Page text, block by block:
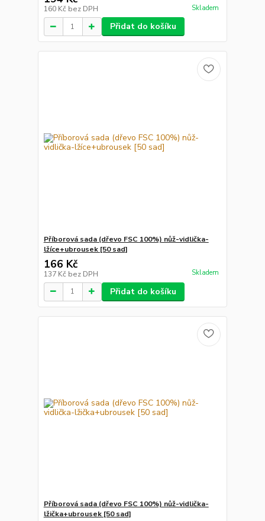
160 Kč bez DPH Skladem
Přidat do košíku
Příborová sada (dřevo FSC 100%) nůž-vidlička-
lžíce+ubrousek [50 sad]
166 Kč
137 Kč bez DPH Skladem
Přidat do košíku
Příborová sada (dřevo FSC 100%) nůž-vidlička-
lžička+ubrousek [50 sad]